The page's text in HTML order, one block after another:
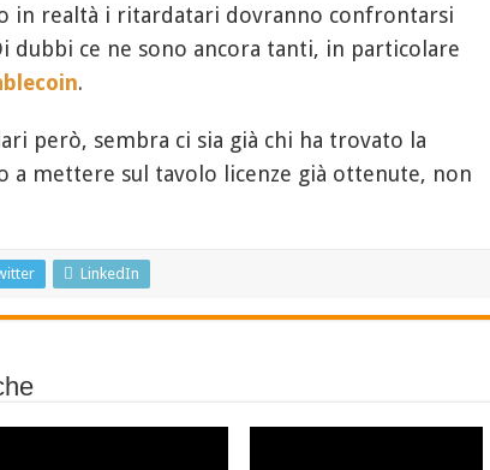
in realtà i ritardatari dovranno confrontarsi
dubbi ce ne sono ancora tanti, in particolare
.
però, sembra ci sia già chi ha trovato la
a mettere sul tavolo licenze già ottenute, non
LinkedIn